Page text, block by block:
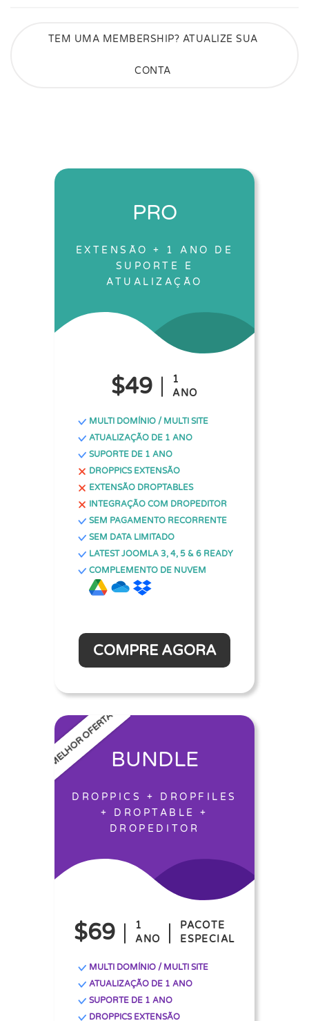
TEM UMA MEMBERSHIP? ATUALIZE SUA
CONTA
PRO
EXTENSÃO + 1 ANO DE
SUPORTE E
ATUALIZAÇÃO
$49
1
ANO
MULTI DOMÍNIO / MULTI SITE
ATUALIZAÇÃO DE 1 ANO
SUPORTE DE 1 ANO
DROPPICS EXTENSÃO
EXTENSÃO DROPTABLES
INTEGRAÇÃO COM DROPEDITOR
SEM PAGAMENTO RECORRENTE
SEM DATA LIMITADO
LATEST JOOMLA 3, 4, 5 & 6 READY
COMPLEMENTO DE NUVEM
COMPRE AGORA
MELHOR OFERTABUNDLE
DROPPICS + DROPFILES
+ DROPTABLE +
DROPEDITOR
$69
1
ANO
PACOTE
ESPECIAL
MULTI DOMÍNIO / MULTI SITE
ATUALIZAÇÃO DE 1 ANO
SUPORTE DE 1 ANO
DROPPICS EXTENSÃO